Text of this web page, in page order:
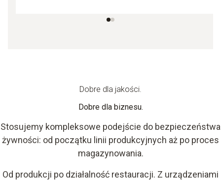
Dobre dla jakości.
Dobre dla biznesu.
Stosujemy kompleksowe podejście do bezpieczeństwa
żywności: od początku linii produkcyjnych aż po proces
magazynowania.
Od produkcji po działalność restauracji. Z urządzeniami